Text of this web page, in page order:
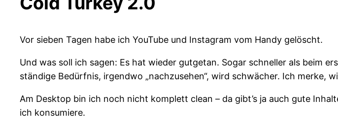
Vor sieben Tagen habe ich YouTube und Instagram vom Handy gelöscht.
Und was soll ich sagen: Es hat wieder gutgetan. Sogar schneller als beim
ständige Bedürfnis, irgendwo „nachzusehen“, wird schwächer. Ich merke,
Am Desktop bin ich noch nicht komplett clean – da gibt’s ja auch gute
ich konsumiere.